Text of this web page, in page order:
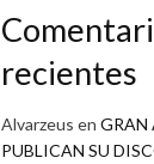
recientes
Alvarzeus en GRAN
PUBLICAN SU